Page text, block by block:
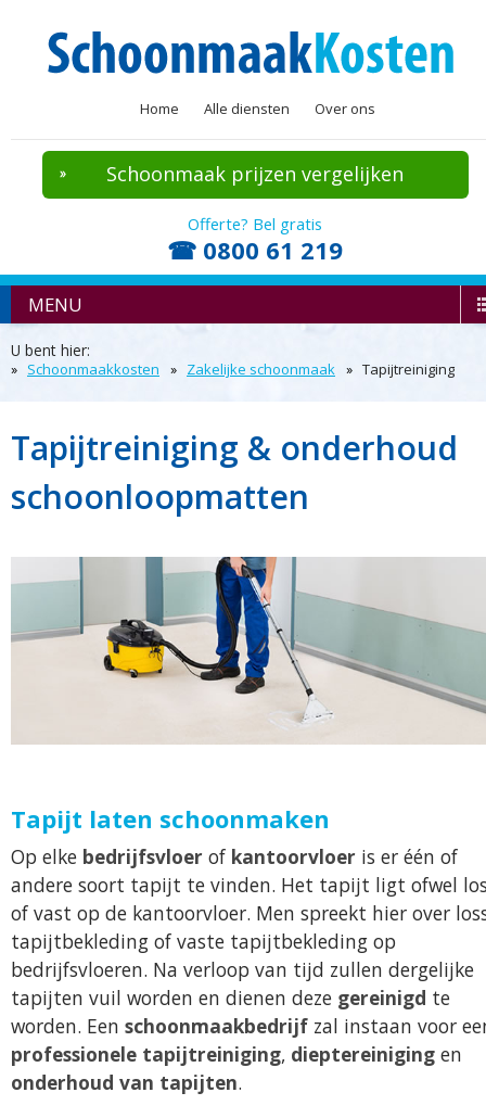
Home Alle diensten Over ons
Schoonmaak prijzen vergelijken
Offerte? Bel gratis
☎ 0800 61 219
MENU
U bent hier:
Schoonmaakkosten Zakelijke schoonmaak Tapijtreiniging
Tapijtreiniging & onderhoud
schoonloopmatten
Tapijt laten schoonmaken
Op elke bedrijfsvloer of kantoorvloer is er één of
andere soort tapijt te vinden. Het tapijt ligt ofwel
of vast op de kantoorvloer. Men spreekt hier over
tapijtbekleding of vaste tapijtbekleding op
bedrijfsvloeren. Na verloop van tijd zullen dergelijke
tapijten vuil worden en dienen deze gereinigd te
worden. Een schoonmaakbedrijf zal instaan voor
professionele tapijtreiniging, dieptereiniging en
onderhoud van tapijten.